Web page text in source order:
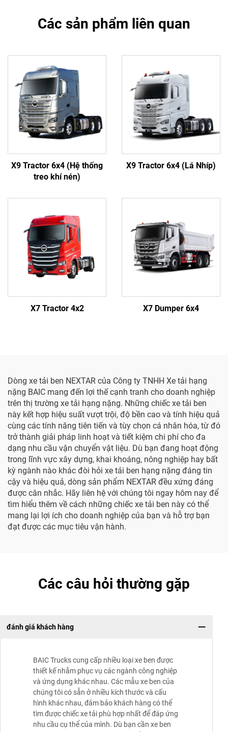
Các sản phẩm liên quan
X9 Tractor 6x4 (Hệ thống
treo khí nén)
X9 Tractor 6x4 (Lá Nhíp)
X7 Tractor 4x2 X7 Dumper 6x4
Dòng xe tải ben NEXTAR của Công ty TNHH Xe tải hạng
nặng BAIC mang đến lợi thế cạnh tranh cho doanh nghiệp
trên thị trường xe tải hạng nặng. Những chiếc xe tải ben
này kết hợp hiệu suất vượt trội, độ bền cao và tính hiệu quả
cùng các tính năng tiên tiến và tùy chọn cá nhân hóa, từ đó
trở thành giải pháp linh hoạt và tiết kiệm chi phí cho đa
dạng nhu cầu vận chuyển vật liệu. Dù bạn đang hoạt động
trong lĩnh vực xây dựng, khai khoáng, nông nghiệp hay bất
kỳ ngành nào khác đòi hỏi xe tải ben hạng nặng đáng tin
cậy và hiệu quả, dòng sản phẩm NEXTAR đều xứng đáng
được cân nhắc. Hãy liên hệ với chúng tôi ngay hôm nay để
tìm hiểu thêm về cách những chiếc xe tải ben này có thể
mang lại lợi ích cho doanh nghiệp của bạn và hỗ trợ bạn
đạt được các mục tiêu vận hành.
Các câu hỏi thường gặp
đánh giá khách hàng
BAIC Trucks cung cấp nhiều loại xe ben được
thiết kế nhằm phục vụ các ngành công nghiệp
và ứng dụng khác nhau. Các mẫu xe ben của
chúng tôi có sẵn ở nhiều kích thước và cấu
hình khác nhau, đảm bảo khách hàng có thể
tìm được chiếc xe tải phù hợp nhất để đáp ứng
nhu cầu cụ thể của mình. Dù bạn cần xe ben